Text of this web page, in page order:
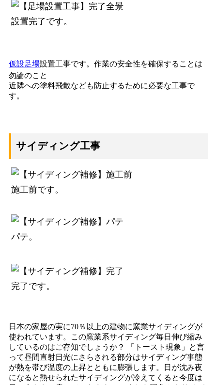
設置完了です。
仮設足場設置工事です。作業の安全性を確保することは
勿論のこと
近隣への塗料飛散なども防止するために必要な工事で
す。
サイディング工事
施工前です。
パテ。
完了です。
日本の家屋の実に70％以上の建物に窯業サイディングが
使われています。この窯業系サイディング毎日伸び縮み
しているのはご存知でしょうか？ 「トースト現象」と言
って昼間直射日光にさらされる部分はサイディング事態
が熱を帯び温度の上昇とともに膨張します。日が沈み夜
になると熱せられたサイディングが冷えてくると今度は